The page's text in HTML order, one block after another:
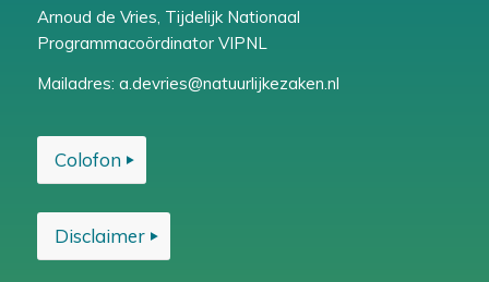
Arnoud de Vries, Tijdelijk Nationaal
Programmacoördinator VIPNL
Mailadres: a.devries@natuurlijkezaken.nl
Colofon
Disclaimer